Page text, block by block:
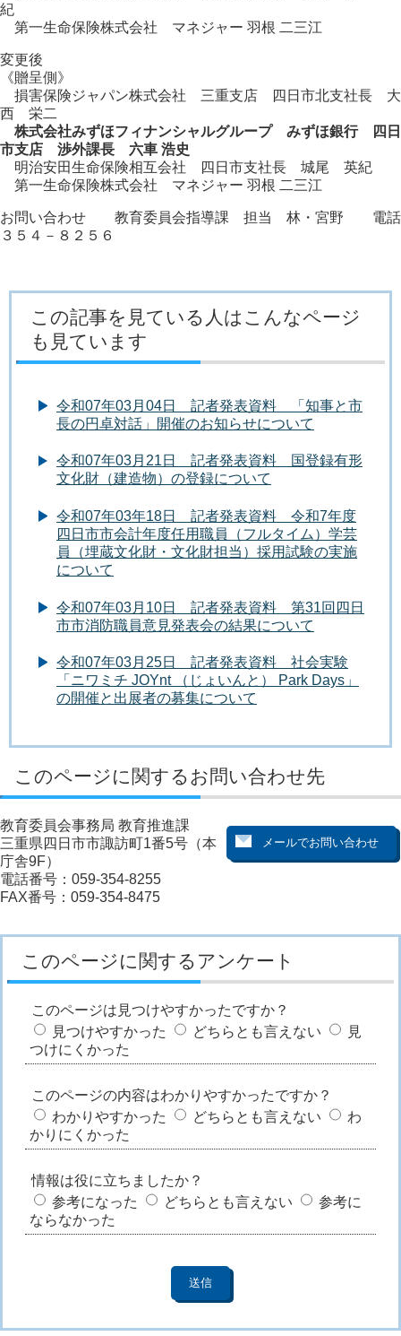
紀
第一生命保険株式会社 マネジャー 羽根 二三江
変更後
《贈呈側》
損害保険ジャパン株式会社 三重支店 四日市北支社長 大
西 栄二
株式会社みずほフィナンシャルグループ みずほ銀行 四日
市支店 渉外課長 六車 浩史
明治安田生命保険相互会社 四日市支社長 城尾 英紀
第一生命保険株式会社 マネジャー 羽根 二三江
お問い合わせ 教育委員会指導課 担当 林・宮野 電話
３５４－８２５６
この記事を見ている人はこんなページ
も見ています
令和07年03月04日 記者発表資料 「知事と市
長の円卓対話」開催のお知らせについて
令和07年03月21日 記者発表資料 国登録有形
文化財（建造物）の登録について
令和07年03年18日 記者発表資料 令和7年度
四日市市会計年度任用職員（フルタイム）学芸
員（埋蔵文化財・文化財担当）採用試験の実施
について
令和07年03月10日 記者発表資料 第31回四日
市市消防職員意見発表会の結果について
令和07年03月25日 記者発表資料 社会実験
「ニワミチ JOYnt （じょいんと） Park Days」
の開催と出展者の募集について
このページに関するお問い合わせ先
教育委員会事務局 教育推進課
三重県四日市市諏訪町1番5号（本
庁舎9F）
電話番号：059-354-8255
FAX番号：059-354-8475
このページに関するアンケート
このページは見つけやすかったですか？
見つけやすかった
どちらとも言えない
見
つけにくかった
このページの内容はわかりやすかったですか？
わかりやすかった
どちらとも言えない
わ
かりにくかった
情報は役に立ちましたか？
参考になった
どちらとも言えない
参考に
ならなかった